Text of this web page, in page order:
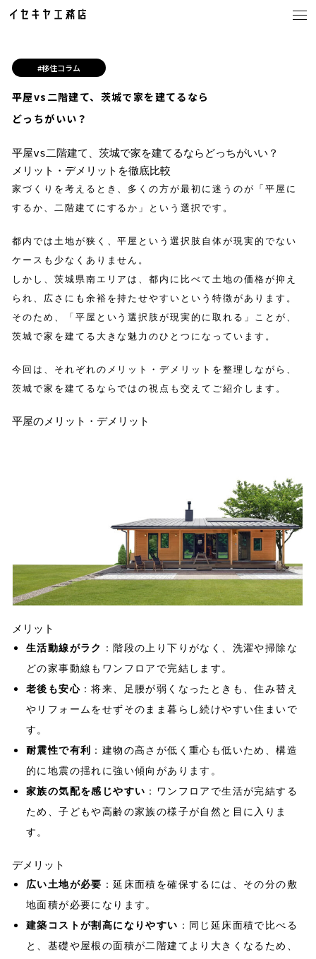
CONCEPT イセキヤ工務店の家づくり
LINE UP 商品ラインナップ
・BinO
・ACE HOME
・YUIE
・注文住宅・店舗
・茨城県の注文住宅
・つくば市の注文住宅
MODEL HOUSE モデルハウス
WORKS 施工実例
NEWS
いばらき応援通信
RECRUIT リクルート
・動物保護活動について
・
つくば市で家づくりを
検討している方はこちら
取手市で家づくりを
検討している方はこちら
#移住コラム
平屋vs二階建て、茨城で家を建てるなら
どっちがいい？
平屋vs二階建て、茨城で家を建てるならどっちがいい？
メリット・デメリットを徹底比較
家づくりを考えるとき、多くの方が最初に迷うのが「平屋に
するか、二階建てにするか」という選択です。
都内では土地が狭く、平屋という選択肢自体が現実的でない
ケースも少なくありません。
しかし、茨城県南エリアは、都内に比べて土地の価格が抑え
られ、広さにも余裕を持たせやすいという特徴があります。
そのため、「平屋という選択肢が現実的に取れる」ことが、
茨城で家を建てる大きな魅力のひとつになっています。
今回は、それぞれのメリット・デメリットを整理しながら、
茨城で家を建てるならではの視点も交えてご紹介します。
平屋のメリット・デメリット
メリット
生活動線がラク
：階段の上り下りがなく、洗濯や掃除な
どの家事動線もワンフロアで完結します。
老後も安心 ：将来、足腰が弱くなったときも、住み替え
やリフォームをせずそのまま暮らし続けやすい住まいで
す。
耐震性で有利
：建物の高さが低く重心も低いため、構造
的に地震の揺れに強い傾向があります。
家族の気配を感じやすい ：ワンフロアで生活が完結する
ため、子どもや高齢の家族の様子が自然と目に入りま
す。
デメリット
広い土地が必要 ：延床面積を確保するには、その分の敷
地面積が必要になります。
建築コストが割高になりやすい ：同じ延床面積で比べる
と、基礎や屋根の面積が二階建てより大きくなるため、